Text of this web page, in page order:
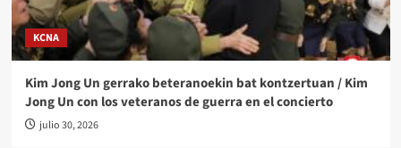
KCNA
Kim Jong Un gerrako beteranoekin bat kontzertuan / Kim
Jong Un con los veteranos de guerra en el concierto
julio 30, 2026